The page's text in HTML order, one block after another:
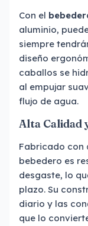
Con el
aluminio,
siempre
diseño
caballos se
al empujar
flujo de agua.
Alta Calidad
Fabricado con
bebedero es
desgaste, lo
plazo. Su
diario y las
que lo